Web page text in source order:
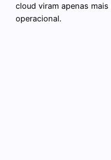
cloud viram apenas
operacional.